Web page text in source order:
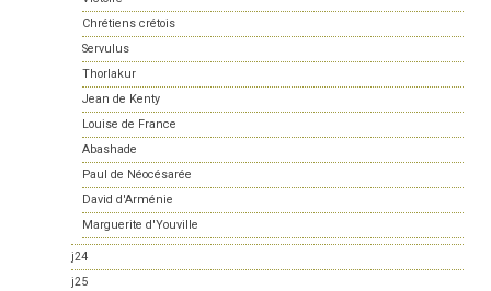
Chrétiens crétois
Servulus
Thorlakur
Jean de Kenty
Louise de France
Abashade
Paul de Néocésarée
David d'Arménie
Marguerite d'Youville
j24
j25